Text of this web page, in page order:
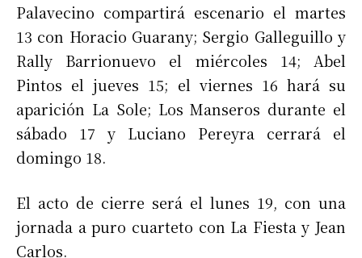
Palavecino compartirá escenario el martes
13 con Horacio Guarany; Sergio Galleguillo y
Rally Barrionuevo el miércoles 14; Abel
Pintos el jueves 15; el viernes 16 hará su
aparición La Sole; Los Manseros durante el
sábado 17 y Luciano Pereyra cerrará el
domingo 18.
El acto de cierre será el lunes 19, con una
jornada a puro cuarteto con La Fiesta y Jean
Carlos.